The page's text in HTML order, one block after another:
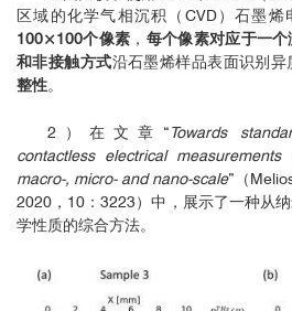
区域的化学气相沉积（CVD）石墨烯
100×100个像素 ， 每个像素对应于一个
和非接触方式沿石墨烯样品表面识别异
整性。
2）在文章“Towards
contactless electrical
macro-, micro- and nano-scale”（
2020，10：3223）中，展示了一种从
学性质的综合方法。